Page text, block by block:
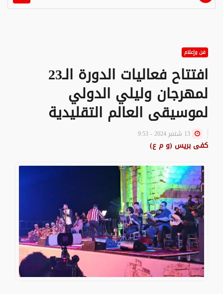
فن وإعلام
افتتاح فعاليات الدورة الـ23
لمهرجان وليلي الدولي
لموسيقى العالم التقليدية
كفى بريس (و م ع)